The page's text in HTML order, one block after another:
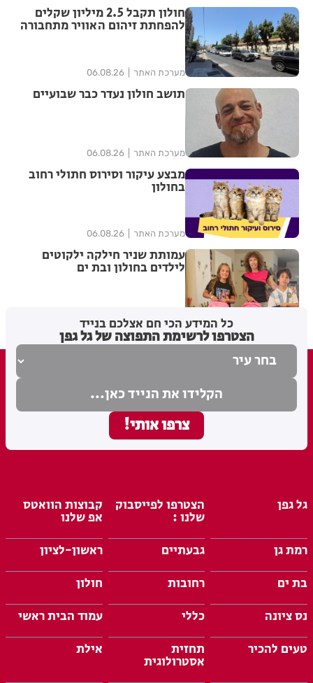
חולון תקבל 2.5 מיליון שקלים
להפחתת זיהום האוויר מתחבורה
מערכת האתר 06.08.26
תושב חולון נעדר כבר שבועיים
מערכת האתר 06.08.26
מבצע עיקור וסירוס חתולי רחוב
בחולון
מערכת האתר 06.08.26
עמותת שניר חילקה ילקוטים
לילדים בחולון ובת ים
כל המידע הכי חם אצלכם בנייד
הצטרפו לרשימת התפוצה של גל גפן
גל גפן הצטרפו לפייסבוק
שלנו :
קבוצות הוואטס
אפ שלנו
רמת גן
גבעתיים
ראשון-לציון
בת ים
רחובות
חולון
נס ציונה
כללי
עמוד הבית ראשי
טעים להכיר
תחזית
אסטרולוגית
אילת